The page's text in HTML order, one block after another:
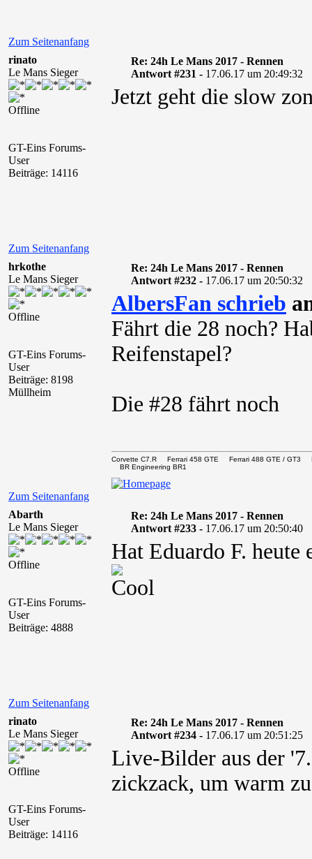
Zum Seitenanfang
rinato
Le Mans Sieger
Offline
GT-Eins Forums-
User
Beiträge: 14116
Re: 24h Le Mans 2017 - Rennen
Antwort #231 - 17.06.17 um 20:49:32
Jetzt geht die slow
Zum Seitenanfang
hrkothe
Le Mans Sieger
Offline
GT-Eins Forums-
User
Beiträge: 8198
Müllheim
Re: 24h Le Mans 2017 - Rennen
Antwort #232 - 17.06.17 um 20:50:32
AlbersFan schrieb
Fährt die 28 noch?
Reifenstapel?
Die #28 fährt noch
Zum Seitenanfang
Corvette C7.R Ferrari 458 GTE Ferrari 488 GTE /
BR Engineering BR1
Abarth
Le Mans Sieger
Offline
GT-Eins Forums-
User
Beiträge: 4888
Re: 24h Le Mans 2017 - Rennen
Antwort #233 - 17.06.17 um 20:50:40
Hat Eduardo F.
Zum Seitenanfang
rinato
Le Mans Sieger
Offline
GT-Eins Forums-
User
Beiträge: 14116
Re: 24h Le Mans 2017 - Rennen
Antwort #234 - 17.06.17 um 20:51:25
Live-Bilder aus der
zickzack, um warm